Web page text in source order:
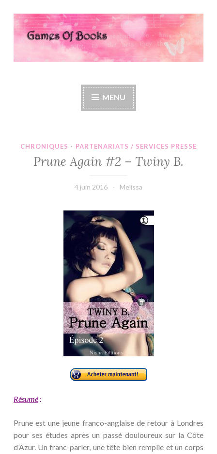
Accéder
au
contenu
Games Of Books
MENU
CHRONIQUES · PARTENARIATS / SERVICES PRESSE
Prune Again #2 – Twiny B.
4 juin 2016 Melissa
Résumé:
Prune est une jeune franco-anglaise de retour à Londres
pour ses études après un passé douloureux sur la Côte
d’Azur. Un franc-parler, une tête bien remplie et un corps